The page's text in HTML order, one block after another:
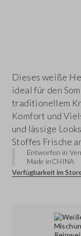
Dieses weiße
ideal für den
traditionellem
Komfort und
und lässige
Stoffes Frische
Entworfen in
Made inCHINA
Verfügbarkeit im